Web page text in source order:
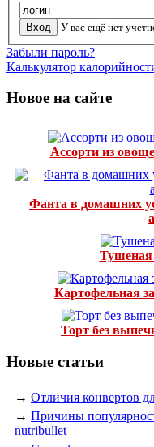
У вас ещё нет
Забыли пароль?
Калькулятор
Новое на сайте
Ассорти из
Фанта в домашних
Тушеная
Картофельная
Торт без
Новые статьи
→ Отличия конвертов
→ Причины
nutribullet